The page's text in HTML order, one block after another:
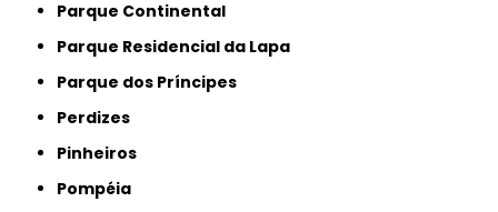
Parque Continental
Parque Residencial da Lapa
Parque dos Príncipes
Perdizes
Pinheiros
Pompéia